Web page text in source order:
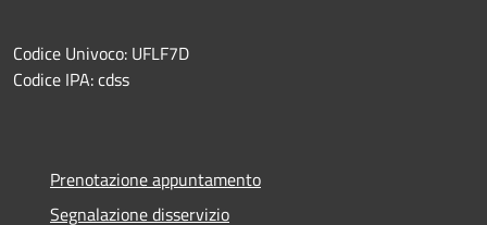
Codice Univoco: UFLF7D
Codice IPA: cdss
Prenotazione appuntamento
Segnalazione disservizio